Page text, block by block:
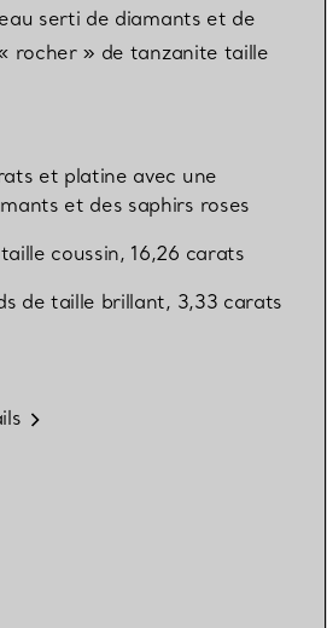
serti de diamants et de
rocher » de tanzanite taille
et platine avec une
et des saphirs roses
coussin, 16,26 carats
de taille brillant, 3,33 carats